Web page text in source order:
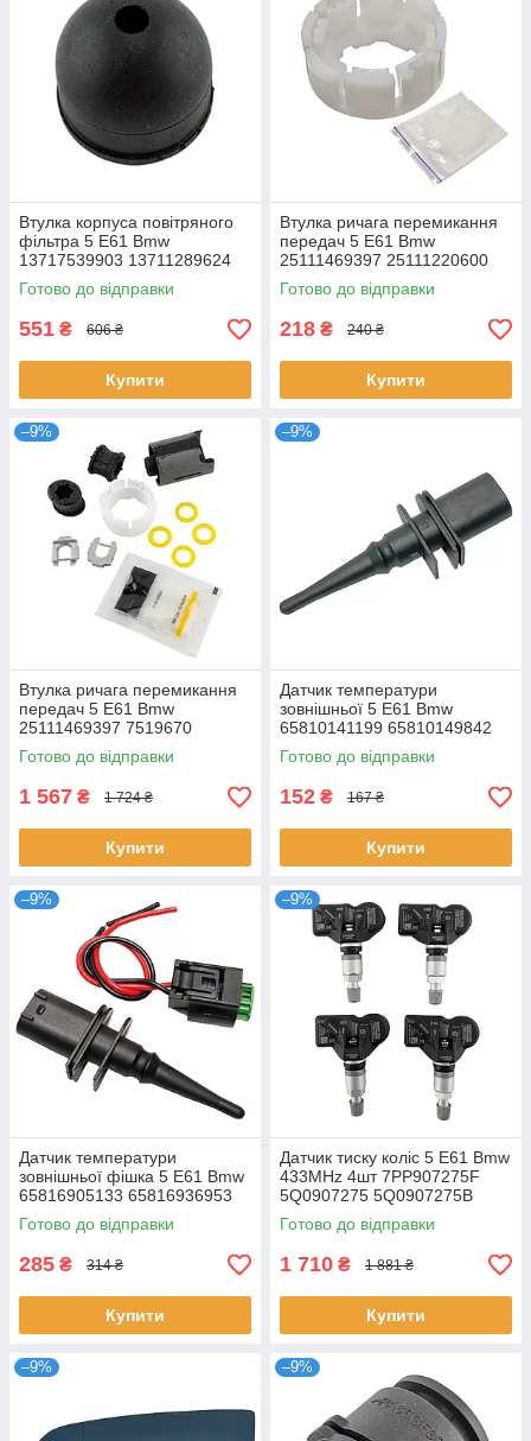
Втулка корпуса повітряного
фільтра 5 E61 Bmw
13717539903 13711289624
7539903
Готово до відправки
551 ₴ 606 ₴
Купити
Втулка ричага перемикання
передач 5 E61 Bmw
25111469397 25111220600
1220600
Готово до відправки
218 ₴ 240 ₴
Купити
–9%
Втулка ричага перемикання
передач 5 E61 Bmw
25111469397 7519670
25111220600 25111222015
Готово до відправки
1 567 ₴ 1 724 ₴
Купити
–9%
Датчик температури
зовнішньої 5 E61 Bmw
65810141199 65810149842
65816905133 65816936953
Готово до відправки
152 ₴ 167 ₴
Купити
–9%
Датчик температури
зовнішньої фішка 5 E61 Bmw
65816905133 65816936953
65810149842
Готово до відправки
285 ₴ 314 ₴
Купити
–9%
Датчик тиску коліс 5 E61 Bmw
433MHz 4шт 7PP907275F
5Q0907275 5Q0907275B
4D0907275 36106877937
36236781847
Готово до відправки
1 710 ₴ 1 881 ₴
Купити
–9% –9%